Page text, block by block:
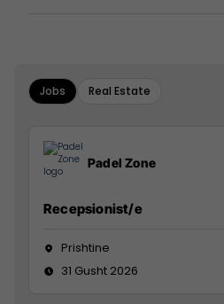
Jobs Real Estate
Padel Zone
Recepsionist/e
Prishtine
31 Gusht 2026